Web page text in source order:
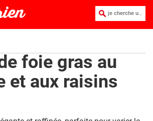
je cherche une recette :
foie gras au
et aux raisins